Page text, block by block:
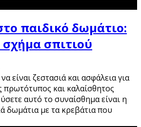
παιδικό δωμάτιο:
σπιτιού
είναι ζεστασιά και ασφάλεια για
πρωτότυπος και καλαίσθητος
αυτό το συναίσθημα είναι η
δωμάτια με τα κρεβάτια που